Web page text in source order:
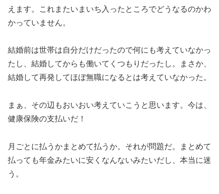
えます。これまたいまいち入ったところでどうなるのかわ
かっていません。
結婚前は世帯は自分だけだったので何にも考えていなかっ
たし、結婚してからも働いてくつもりだったし。まさか、
結婚して再発してほぼ無職になるとは考えていなかった。
まぁ、その辺もおいおい考えていこうと思います。今は、
健康保険の支払いだ！
月ごとに払うかまとめて払うか。それが問題だ。まとめて
払っても年金みたいに安くなんないみたいだし、本当に迷
う。